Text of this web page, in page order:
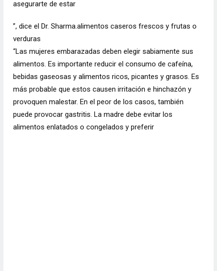
asegurarte de estar
”, dice el Dr. Sharma.alimentos caseros frescos y frutas o
verduras
“Las mujeres embarazadas deben elegir sabiamente sus
alimentos. Es importante reducir el consumo de cafeína,
bebidas gaseosas y alimentos ricos, picantes y grasos. Es
más probable que estos causen irritación e hinchazón y
provoquen malestar. En el peor de los casos, también
puede provocar gastritis. La madre debe evitar los
alimentos enlatados o congelados y preferir